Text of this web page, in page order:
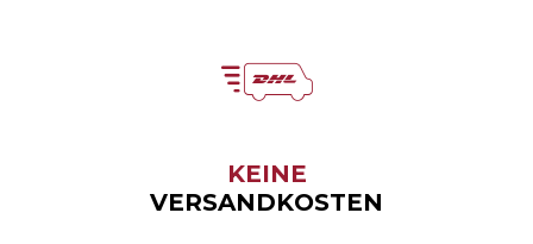
KEINE
VERSANDKOSTEN